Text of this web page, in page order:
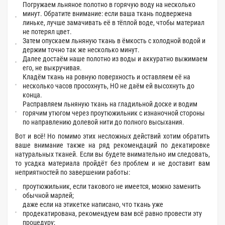
Погружаем льняное полотно в горячую воду на несколько
минут. Обратите внимание: если ваша ткань подвержена
линьке, лучше замачивать её в тёплой воде, чтобы материал
не потерял цвет.
Затем опускаем льняную ткань в ёмкость с холодной водой и
держим точно так же несколько минут.
Далее достаём наше полотно из воды и аккуратно выжимаем
его, не выкручивая.
Кладём ткань на ровную поверхность и оставляем её на
несколько часов просохнуть, НО не даём ей высохнуть до
конца.
Расправляем льняную ткань на гладильной доске и водим
горячим утюгом через проутюжильник с изнаночной стороны
по направлению долевой нити до полного высыхания.
Вот и всё! Но помимо этих несложных действий хотим обратить
ваше внимание также на ряд рекомендаций по декатировке
натуральных тканей. Если вы будете внимательно им следовать,
то усадка материала пройдёт без проблем и не доставит вам
неприятностей по завершении работы:
проутюжильник, если такового не имеется, можно заменить
обычной марлей;
даже если на этикетке написано, что ткань уже
продекатирована, рекомендуем вам всё равно провести эту
процедуру;